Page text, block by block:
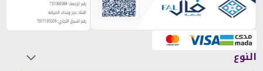
النوع